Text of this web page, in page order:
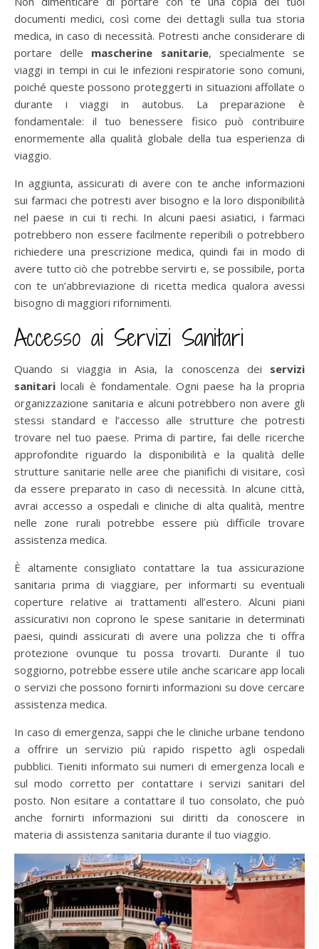
documenti medici, così come dei dettagli sulla tua storia
medica, in caso di necessità. Potresti anche considerare di
portare delle mascherine sanitarie, specialmente se
viaggi in tempi in cui le infezioni respiratorie sono comuni,
poiché queste possono proteggerti in situazioni affollate o
durante i viaggi in autobus. La preparazione è
fondamentale: il tuo benessere fisico può contribuire
enormemente alla qualità globale della tua esperienza di
viaggio.
In aggiunta, assicurati di avere con te anche informazioni
sui farmaci che potresti aver bisogno e la loro disponibilità
nel paese in cui ti rechi. In alcuni paesi asiatici, i farmaci
potrebbero non essere facilmente reperibili o potrebbero
richiedere una prescrizione medica, quindi fai in modo di
avere tutto ciò che potrebbe servirti e, se possibile, porta
con te un’abbreviazione di ricetta medica qualora avessi
bisogno di maggiori rifornimenti.
Accesso ai Servizi Sanitari
Quando si viaggia in Asia, la conoscenza dei servizi
sanitari locali è fondamentale. Ogni paese ha la propria
organizzazione sanitaria e alcuni potrebbero non avere gli
stessi standard e l’accesso alle strutture che potresti
trovare nel tuo paese. Prima di partire, fai delle ricerche
approfondite riguardo la disponibilità e la qualità delle
strutture sanitarie nelle aree che pianifichi di visitare, così
da essere preparato in caso di necessità. In alcune città,
avrai accesso a ospedali e cliniche di alta qualità, mentre
nelle zone rurali potrebbe essere più difficile trovare
assistenza medica.
È altamente consigliato contattare la tua assicurazione
sanitaria prima di viaggiare, per informarti su eventuali
coperture relative ai trattamenti all’estero. Alcuni piani
assicurativi non coprono le spese sanitarie in determinati
paesi, quindi assicurati di avere una polizza che ti offra
protezione ovunque tu possa trovarti. Durante il tuo
soggiorno, potrebbe essere utile anche scaricare app locali
o servizi che possono fornirti informazioni su dove cercare
assistenza medica.
In caso di emergenza, sappi che le cliniche urbane tendono
a offrire un servizio più rapido rispetto agli ospedali
pubblici. Tieniti informato sui numeri di emergenza locali e
sul modo corretto per contattare i servizi sanitari del
posto. Non esitare a contattare il tuo consolato, che può
anche fornirti informazioni sui diritti da conoscere in
materia di assistenza sanitaria durante il tuo viaggio.